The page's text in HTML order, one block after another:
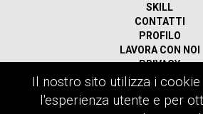
SKILL
CONTATTI
PROFILO
LAVORA CON NOI
PRIVACY
Ricerca
per:
Il nostro sito utilizza i
l'esperienza utente e per